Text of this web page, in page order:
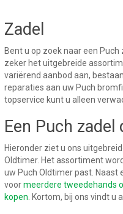
Zadel
Bent u op zoek naar een
zeker het uitgebreide
variërend aanbod aan,
reparaties aan uw Puch
topservice kunt u alleen
Een Puch
Hieronder ziet u ons
Oldtimer. Het assortiment
uw Puch Oldtimer past. Naast
voormeerdere tweedehands
kopen . Kortom, bij ons vindt